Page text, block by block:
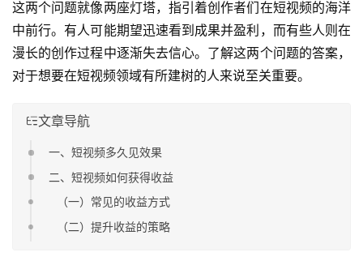
这两个问题就像两座灯塔，指引着创作者们在短视频的海洋
中前行。有人可能期望迅速看到成果并盈利，而有些人则在
漫长的创作过程中逐渐失去信心。了解这两个问题的答案，
对于想要在短视频领域有所建树的人来说至关重要。
文章导航
一、短视频多久见效果
二、短视频如何获得收益
（一）常见的收益方式
（二）提升收益的策略